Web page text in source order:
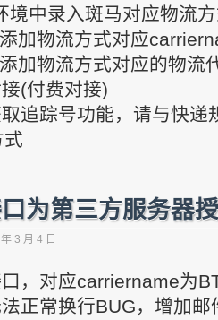
境中录入斑马对应物流
加物流方式对应
加物流方式对应的物流
(付费对接)
追踪号功能，请与快递
式
为第三方服务器
3 月 4 日
，对应carriername为
正常换行BUG，增加